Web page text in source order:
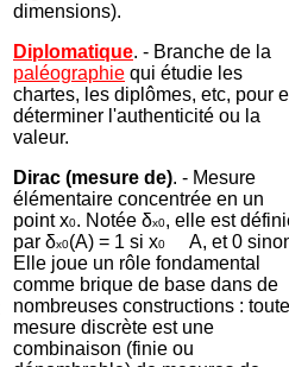
dimensions).
Diplomatique. - Branche de la
paléographie qui étudie les
chartes, les diplômes, etc, pour
déterminer l'authenticité ou la
valeur.
Dirac (mesure de). - Mesure
élémentaire concentrée en un
point x0. Notée δx0, elle est
par δx0(A) = 1 si x0
A, et 0
Elle joue un rôle fondamental
comme brique de base dans de
nombreuses constructions : toute
mesure discrète est une
combinaison (finie ou